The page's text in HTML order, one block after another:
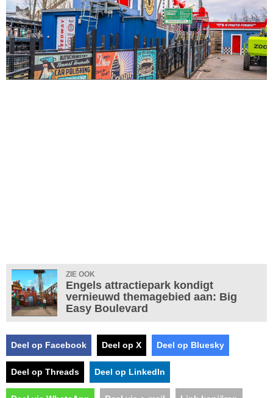
ZIE OOK
Engels attractiepark kondigt
vernieuwd themagebied aan: Big
Easy Boulevard
Deel op Facebook Deel op X Deel op Bluesky
Deel op Threads Deel op LinkedIn